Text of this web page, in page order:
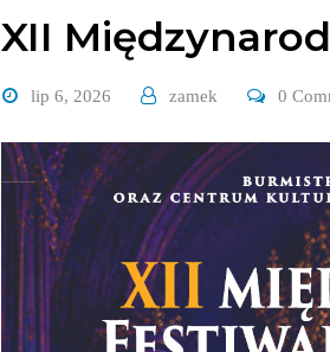
XII
lip 6, 2026 zamek 0